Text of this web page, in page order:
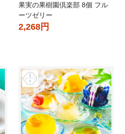
果実の果樹園倶楽部 8個 フル
ーツゼリー
2,268円